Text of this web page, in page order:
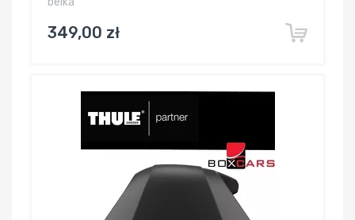
349,00 zł